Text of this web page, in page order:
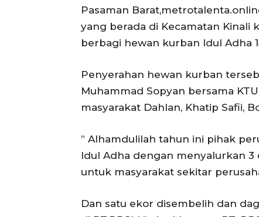
Pasaman
yang berada di Kecamatan
berbagi hewan kurban Idul Adha
Penyerahan hewan kurban
Muhammad Sopyan bersama
masyarakat Dahlan, Khatip Safii,
” Alhamdulilah tahun ini pihak
Idul Adha dengan menyalurkan
untuk masyarakat sekitar
Dan satu ekor disembelih dan